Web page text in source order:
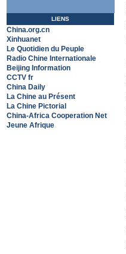
LIENS
China.org.cn
Xinhuanet
Le Quotidien du Peuple
Radio Chine Internationale
Beijing Information
CCTV fr
China Daily
La Chine au Présent
La Chine Pictorial
China-Africa Cooperation Net
Jeune Afrique